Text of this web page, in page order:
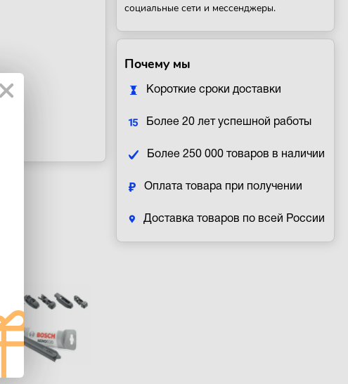
социальные сети и мессенджеры.
Почему мы
Короткие сроки доставки
Более 20 лет успешной работы
Более 250 000 товаров в наличии
Оплата товара при получении
Доставка товаров по всей России